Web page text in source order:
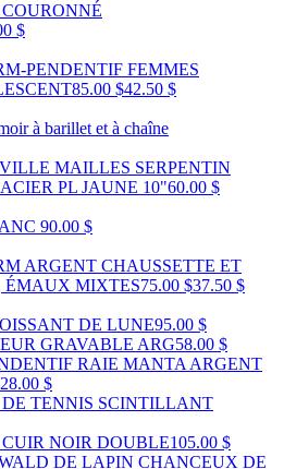
$
PENDENTIF FEMMES
85.00 $42.50 $
à barillet et à chaîne
MAILLES SERPENTIN
PL JAUNE 10"60.00 $
90.00 $
ARGENT CHAUSSETTE ET
ÉMAUX MIXTES75.00 $37.50 $
DE LUNE95.00 $
GRAVABLE ARG58.00 $
RAIE MANTA ARGENT
$
TENNIS SCINTILLANT
NOIR DOUBLE105.00 $
DE LAPIN CHANCEUX DE